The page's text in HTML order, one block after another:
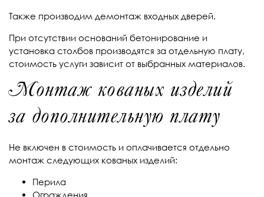
Также производим демонтаж входных дверей.
При отсутствии оснований бетонирование и
установка столбов производятся за отдельную плату,
стоимость услуги зависит от выбранных материалов.
Монтаж кованых изделий
за дополнительную плату
Не включен в стоимость и оплачивается отдельно
монтаж следующих кованых изделий:
Перила
Ограждения